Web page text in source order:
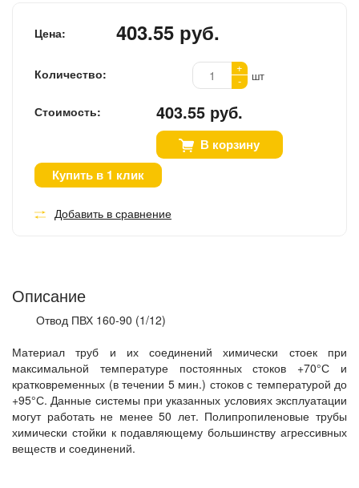
Цена: 403.55 руб.
Количество:
+
-
шт
Стоимость: 403.55 руб.
В корзину
Купить в 1 клик
Добавить в сравнение
Описание
Отвод ПВХ 160-90 (1/12)
Материал труб и их соединений химически стоек при
максимальной температуре постоянных стоков +70°С и
кратковременных (в течении 5 мин.) стоков с температурой до
+95°С. Данные системы при указанных условиях эксплуатации
могут работать не менее 50 лет. Полипропиленовые трубы
химически стойки к подавляющему большинству агрессивных
веществ и соединений.